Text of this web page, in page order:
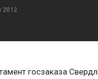
2012
госзаказа